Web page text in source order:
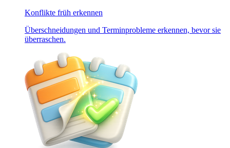
Konflikte früh erkennen
Überschneidungen und Terminprobleme erkennen, bevor sie
überraschen.